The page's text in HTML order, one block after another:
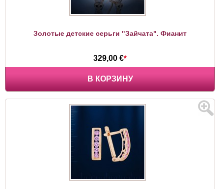
Золотые детские серьги "Зайчата". Фианит
329,00 €*
В КОРЗИНУ